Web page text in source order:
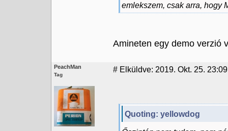
emlekszem, csak arra, hogy
Amineten egy demo verzió
PeachMan
Tag
# Elküldve: 2019. Okt. 25.
Quoting: yellowdog